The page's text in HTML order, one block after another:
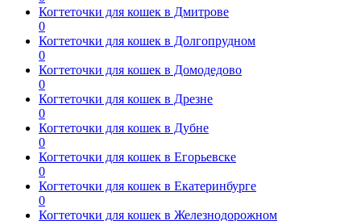
Когтеточки для кошек в Дмитрове
0
Когтеточки для кошек в Долгопрудном
0
Когтеточки для кошек в Домодедово
0
Когтеточки для кошек в Дрезне
0
Когтеточки для кошек в Дубне
0
Когтеточки для кошек в Егорьевске
0
Когтеточки для кошек в Екатеринбурге
0
Когтеточки для кошек в Железнодорожном